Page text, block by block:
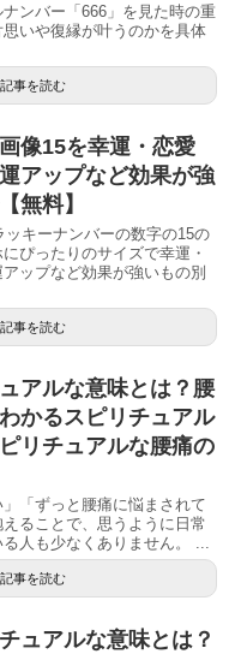
ンバー「666」を見た時の重
いや復縁が叶うのかを具体
記事を読む
像15を幸運・恋愛
アップなど効果が強
無料】
ッキーナンバーの数字の15の
ぴったりのサイズで幸運・
ップなど効果が強いもの別
記事を読む
アルな意味とは？腰
かるスピリチュアル
リチュアルな腰痛の
」「ずっと腰痛に悩まされて
ることで、思うように日常
人も少なくありません。 ...
記事を読む
ュアルな意味とは？